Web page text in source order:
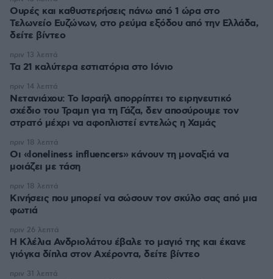
Ουρές και καθυστερήσεις πάνω από 1 ώρα στο
Τελωνείο Ευζώνων, στο ρεύμα εξόδου από την Ελλάδα,
δείτε βίντεο
Τα 21 καλύτερα εστιατόρια στο Ιόνιο
πριν 13 λεπτά
Νετανιάχου: Το Ισραήλ απορρίπτει το ειρηνευτικό
σχέδιο του Τραμπ για τη Γάζα, δεν αποσύρουμε τον
στρατό μέχρι να αφοπλιστεί εντελώς η Χαμάς
πριν 14 λεπτά
Οι «loneliness influencers» κάνουν τη μοναξιά να
μοιάζει με τάση
πριν 18 λεπτά
Κινήσεις που μπορεί να σώσουν τον σκύλο σας από μια
φωτιά
πριν 18 λεπτά
Η Κλέλια Ανδριολάτου έβαλε το μαγιό της και έκανε
γιόγκα δίπλα στον Αχέροντα, δείτε βίντεο
πριν 26 λεπτά
πριν 31 λεπτά